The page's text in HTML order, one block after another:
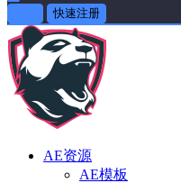
快速注册
AE资源
AE模板